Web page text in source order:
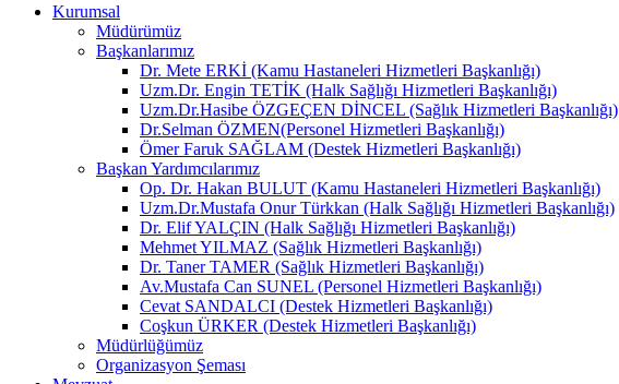
Kurumsal
Müdürümüz
Başkanlarımız
Dr. Mete ERKİ (Kamu Hastaneleri Hizmetleri Başkanlığı)
Uzm.Dr. Engin TETİK (Halk Sağlığı Hizmetleri Başkanlığı)
Uzm.Dr.Hasibe ÖZGEÇEN DİNCEL (Sağlık Hizmetleri Başkanlığı)
Dr.Selman ÖZMEN(Personel Hizmetleri Başkanlığı)
Ömer Faruk SAĞLAM (Destek Hizmetleri Başkanlığı)
Başkan Yardımcılarımız
Op. Dr. Hakan BULUT (Kamu Hastaneleri Hizmetleri Başkanlığı)
Uzm.Dr.Mustafa Onur Türkkan (Halk Sağlığı Hizmetleri Başkanlığı)
Dr. Elif YALÇIN (Halk Sağlığı Hizmetleri Başkanlığı)
Mehmet YILMAZ (Sağlık Hizmetleri Başkanlığı)
Dr. Taner TAMER (Sağlık Hizmetleri Başkanlığı)
Av.Mustafa Can SUNEL (Personel Hizmetleri Başkanlığı)
Cevat SANDALCI (Destek Hizmetleri Başkanlığı)
Coşkun ÜRKER (Destek Hizmetleri Başkanlığı)
Müdürlüğümüz
Organizasyon Şeması